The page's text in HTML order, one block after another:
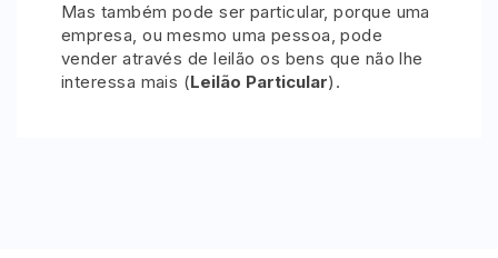
Mas também pode ser particular, porque uma
empresa, ou mesmo uma pessoa, pode
vender através de leilão os bens que não lhe
interessa mais (Leilão Particular).